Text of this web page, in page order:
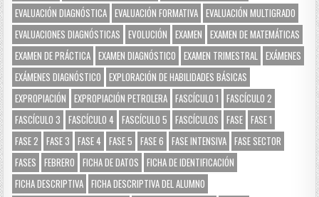
EVALUACIÓN DIAGNÓSTICA EVALUACIÓN FORMATIVA EVALUACIÓN MULTIGRADO
EVALUACIONES DIAGNÓSTICAS
EVOLUCIÓN EXAMEN
EXAMEN DE MATEMÁTICAS
EXAMEN DE PRÁCTICA EXAMEN DIAGNÓSTICO EXAMEN TRIMESTRAL EXÁMENES
EXÁMENES DIAGNÓSTICO
EXPLORACIÓN DE HABILIDADES BÁSICAS
EXPROPIACIÓN
EXPROPIACIÓN PETROLERA FASCÍCULO 1
FASCÍCULO 2
FASCÍCULO 3
FASCÍCULO 4 FASCÍCULO 5 FASCÍCULOS FASE FASE 1
FASE 2
FASE 3 FASE 4 FASE 5 FASE 6 FASE INTENSIVA FASE SECTOR
FASES
FEBRERO FICHA DE DATOS
FICHA DE IDENTIFICACIÓN
FICHA DESCRIPTIVA FICHA DESCRIPTIVA DEL ALUMNO